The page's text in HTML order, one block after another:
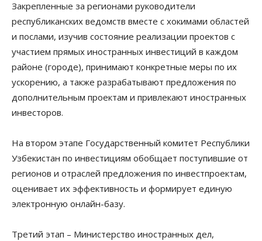
Закрепленные за регионами руководители
республиканских ведомств вместе с хокимами областей
и послами, изучив состояние реализации проектов с
участием прямых иностранных инвестиций в каждом
районе (городе), принимают конкретные меры по их
ускорению, а также разрабатывают предложения по
дополнительным проектам и привлекают иностранных
инвесторов.
На втором этапе Государственный комитет Республики
Узбекистан по инвестициям обобщает поступившие от
регионов и отраслей предложения по инвестпроектам,
оценивает их эффективность и формирует единую
электронную онлайн-базу.
Третий этап – Министерство иностранных дел,